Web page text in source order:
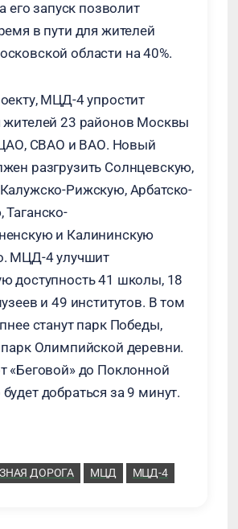
его запуск позволит
в пути для жителей
области на 40%.
МЦД-4 упростит
жителей 23 районов Москвы
СВАО и ВАО. Новый
разгрузить Солнцевскую,
Рижскую, Арбатско-
Таганско-
и Калининскую
МЦД-4 улучшит
доступность 41 школы, 18
и 49 институтов. В том
станут парк Победы,
парк Олимпийской деревни.
«Беговой» до Поклонной
добраться за 9 минут.
ДОРОГА МЦД
МЦД-4